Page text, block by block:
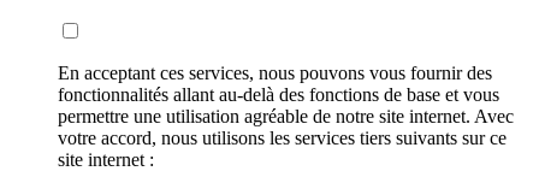
En acceptant ces services, nous pouvons vous fournir des
fonctionnalités allant au-delà des fonctions de base et vous
permettre une utilisation agréable de notre site internet. Avec
votre accord, nous utilisons les services tiers suivants sur ce
site internet :